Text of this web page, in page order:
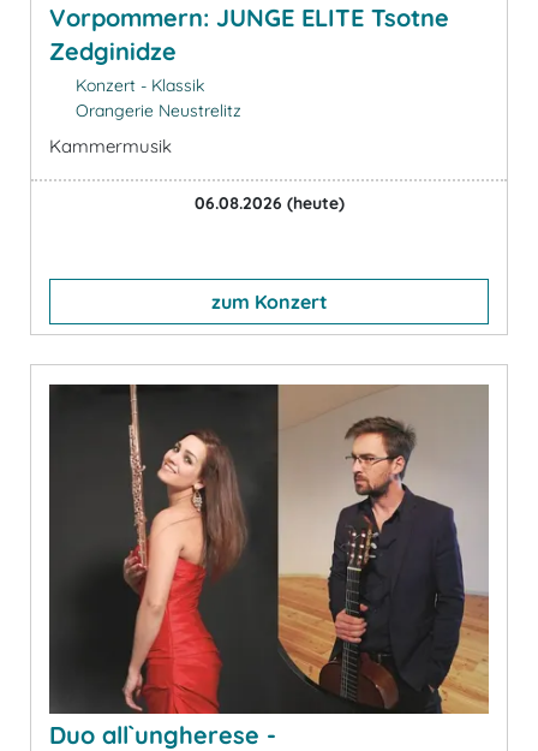
Vorpommern: JUNGE ELITE Tsotne
Zedginidze
Konzert - Klassik
Orangerie Neustrelitz
Kammermusik
06.08.2026 (heute)
zum Konzert
Duo all`ungherese -